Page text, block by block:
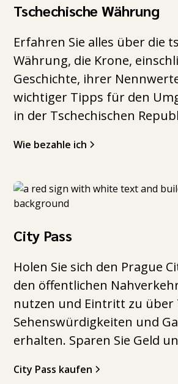
Tschechische Währung
Erfahren Sie alles über die
Währung, die Krone,
Geschichte, ihrer
wichtiger Tipps für den
in der Tschechischen
Wie bezahle ich
City Pass
Holen Sie sich den Prague
den öffentlichen
nutzen und Eintritt zu über
Sehenswürdigkeiten und
erhalten. Sparen Sie Geld
City Pass kaufen